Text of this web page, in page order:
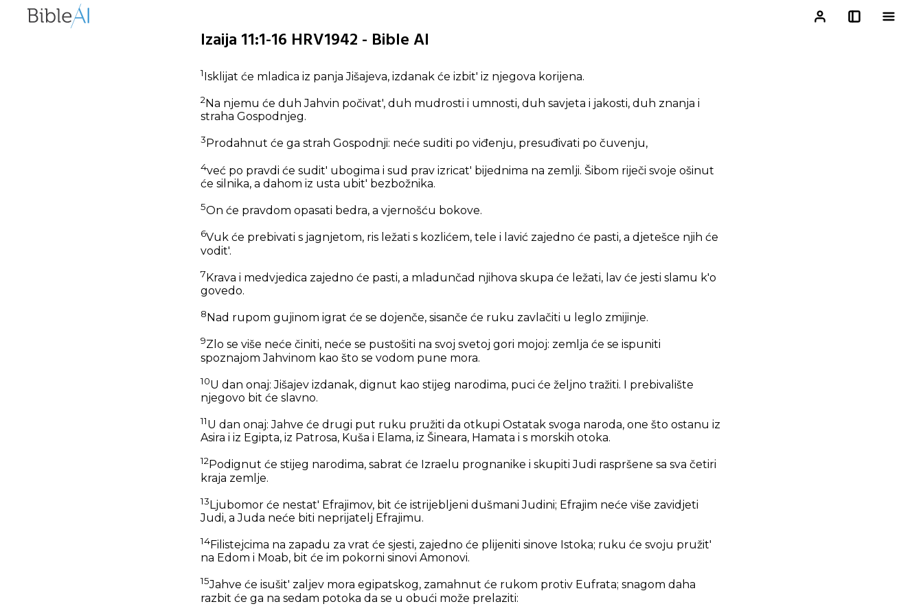
Izaija 11:1-16 HRV1942 - Bible AI
1Isklijat će mladica iz panja Jišajeva, izdanak će izbit' iz njegova korijena.
2 Na njemu će duh Jahvin počivat', duh mudrosti i umnosti, duh savjeta i jakosti, duh znanja i
straha Gospodnjeg.
3 Prodahnut će ga strah Gospodnji: neće suditi po viđenju, presuđivati po čuvenju,
4već po pravdi će sudit' ubogima i sud prav izricat' bijednima na zemlji. Šibom riječi svoje ošinut
će silnika, a dahom iz usta ubit' bezbožnika.
5On će pravdom opasati bedra, a vjernošću bokove.
6Vuk će prebivati s jagnjetom, ris ležati s kozlićem, tele i lavić zajedno će pasti, a djetešce njih će
vodit'.
7Krava i medvjedica zajedno će pasti, a mladunčad njihova skupa će ležati, lav će jesti slamu k'o
govedo.
8 Nad rupom gujinom igrat će se dojenče, sisanče će ruku zavlačiti u leglo zmijinje.
9Zlo se više neće činiti, neće se pustošiti na svoj svetoj gori mojoj: zemlja će se ispuniti
spoznajom Jahvinom kao što se vodom pune mora.
10U dan onaj: Jišajev izdanak, dignut kao stijeg narodima, puci će željno tražiti. I prebivalište
njegovo bit će slavno.
11U dan onaj: Jahve će drugi put ruku pružiti da otkupi Ostatak svoga naroda, one što ostanu iz
Asira i iz Egipta, iz Patrosa, Kuša i Elama, iz Šineara, Hamata i s morskih otoka.
12Podignut će stijeg narodima, sabrat će Izraelu prognanike i skupiti Judi raspršene sa sva četiri
kraja zemlje.
13Ljubomor će nestat' Efrajimov, bit će istrijebljeni dušmani Judini; Efrajim neće više zavidjeti
Judi, a Juda neće biti neprijatelj Efrajimu.
14Filistejcima na zapadu za vrat će sjesti, zajedno će plijeniti sinove Istoka; ruku će svoju pružit'
na Edom i Moab, bit će im pokorni sinovi Amonovi.
15Jahve će isušit' zaljev mora egipatskog, zamahnut će rukom protiv Eufrata; snagom daha
razbit će ga na sedam potoka da se u obući može prelaziti: